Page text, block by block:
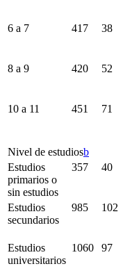
6 a 7
417 38
8 a 9
420 52
10 a 11 451 71
Nivel de estudiosb
Estudios
primarios o
sin estudios
357 40
Estudios
secundarios
985 102
Estudios
universitarios
1060 97